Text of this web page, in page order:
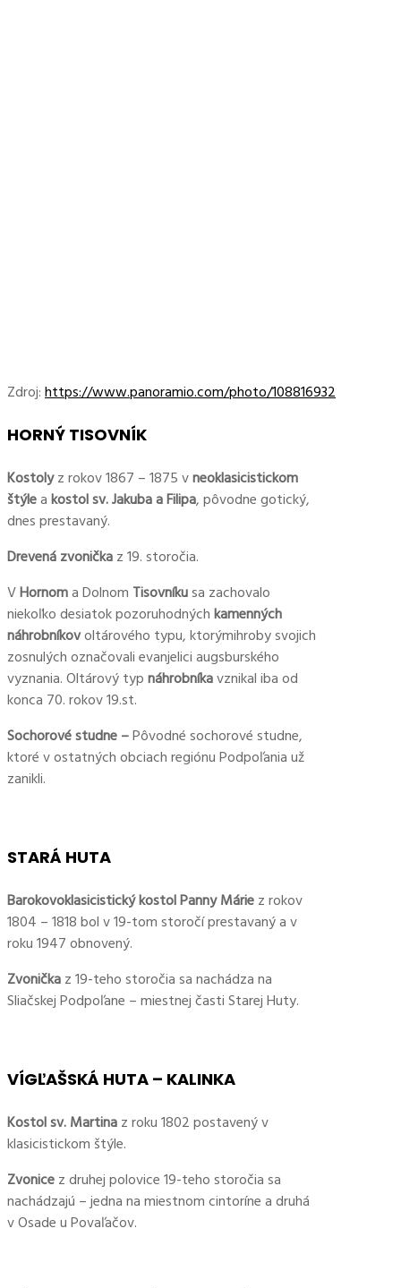
Zdroj:https://www.panoramio.com/photo/108816932
HORNÝ TISOVNÍK
Kostolyz rokov 1867 – 1875 vneoklasicistickom
štýleakostol sv. Jakuba a Filipa, pôvodne gotický,
dnes prestavaný.
Drevená zvoničkaz 19. storočia.
VHornoma Dolnom Tisovníkusa zachovalo
niekoľko desiatok pozoruhodnýchkamenných
náhrobníkovoltárového typu, ktorýmihroby svojich
zosnulých označovali evanjelici augsburského
vyznania. Oltárový typnáhrobníkavznikal iba od
konca 70. rokov 19.st.
Sochorové studne –Pôvodné sochorové studne,
ktoré v ostatných obciach regiónu Podpoľania už
zanikli.
STARÁ HUTA
Barokovoklasicistický kostol Panny Máriez rokov
1804 – 1818 bol v 19-tom storočí prestavaný a v
roku 1947 obnovený.
Zvoničkaz 19-teho storočia sa nachádza na
Sliačskej Podpoľane – miestnej časti Starej Huty.
VÍGĽAŠSKÁ HUTA – KALINKA
Kostol sv. Martinaz roku 1802 postavený v
klasicistickom štýle.
Zvonicez druhej polovice 19-teho storočia sa
nachádzajú – jedna na miestnom cintoríne a druhá
v Osade u Povaľačov.